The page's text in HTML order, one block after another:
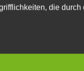
die durch
wurden. Unsere
als auch für
verwendeten